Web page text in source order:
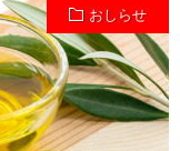
おしらせ